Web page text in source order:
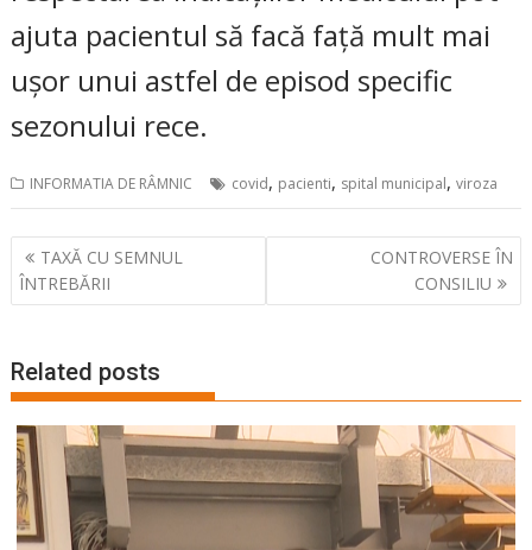
ajuta pacientul să facă față mult mai
ușor unui astfel de episod specific
sezonului rece.
INFORMATIA DE RÂMNIC covid, pacienti, spital municipal,viroza
Navigare
în
articole
TAXĂ CU SEMNUL
ÎNTREBĂRII
CONTROVERSE ÎN
CONSILIU
Related posts